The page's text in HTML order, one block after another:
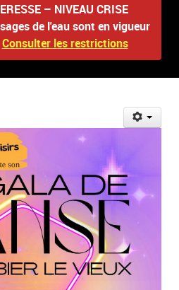
– NIVEAU CRISE
de l'eau sont en vigueur
Consulter les restrictions